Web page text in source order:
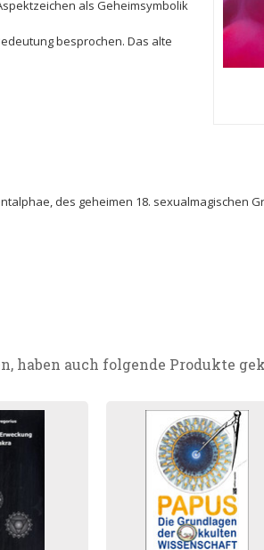
als Geheimsymbolik
besprochen. Das alte
des geheimen 18. sexualmagischen
haben auch folgende Produkte